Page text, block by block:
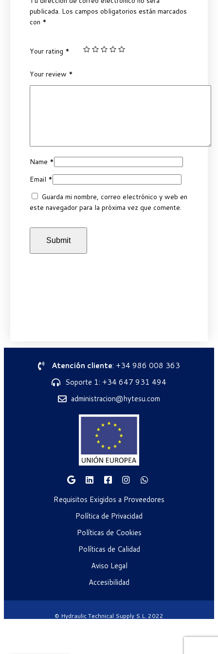
publicada. Los campos obligatorios están marcados
con *
Your rating *
Your review *
Name *
Email *
Guarda mi nombre, correo electrónico y web en
este navegador para la próxima vez que comente.
Atención cliente: +34 986 008 363
Soporte 1: +34 647 931 494
administracion@hytesu.com
Requisitos Exigidos a Proveedores
Política de Privacidad
Políticas de Cookies
Políticas de Calidad
Aviso Legal
Accesibilidad
© Hydraulic Technical Supply S.L. 2022